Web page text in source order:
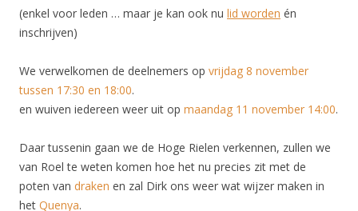
(enkel voor leden … maar je kan ook nu lid worden én
inschrijven)
We verwelkomen de deelnemers op vrijdag 8 november
tussen 17:30 en 18:00.
en wuiven iedereen weer uit op maandag 11 november 14:00.
Daar tussenin gaan we de Hoge Rielen verkennen, zullen we
van Roel te weten komen hoe het nu precies zit met de
poten van draken en zal Dirk ons weer wat wijzer maken in
het Quenya.